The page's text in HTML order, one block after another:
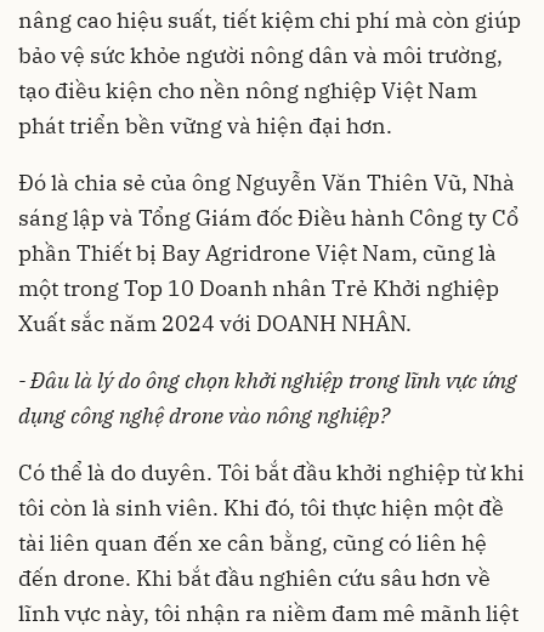
nâng cao hiệu suất, tiết kiệm chi phí mà còn giúp
bảo vệ sức khỏe người nông dân và môi trường,
tạo điều kiện cho nền nông nghiệp Việt Nam
phát triển bền vững và hiện đại hơn.
Đó là chia sẻ của ông Nguyễn Văn Thiên Vũ, Nhà
sáng lập và Tổng Giám đốc Điều hành Công ty Cổ
phần Thiết bị Bay Agridrone Việt Nam, cũng là
một trong Top 10 Doanh nhân Trẻ Khởi nghiệp
Xuất sắc năm 2024 với DOANH NHÂN.
- Đâu là lý do ông chọn khởi nghiệp trong lĩnh vực ứng
dụng công nghệ drone vào nông nghiệp?
Có thể là do duyên. Tôi bắt đầu khởi nghiệp từ khi
tôi còn là sinh viên. Khi đó, tôi thực hiện một đề
tài liên quan đến xe cân bằng, cũng có liên hệ
đến drone. Khi bắt đầu nghiên cứu sâu hơn về
lĩnh vực này, tôi nhận ra niềm đam mê mãnh liệt